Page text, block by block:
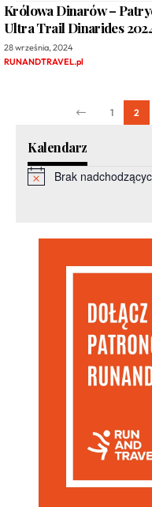
Królowa Dinarów –
Ultra Trail Dinarides
28 września, 2024
RUNANDTRAVEL.pl
1 2
Kalendarz
Powiadomienie
Brak